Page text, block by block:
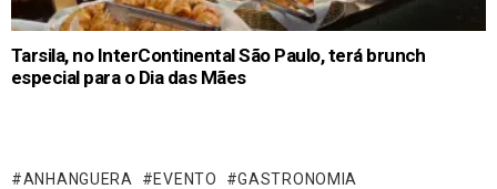
Tarsila, no InterContinental São Paulo, terá brunch
especial para o Dia das Mães
ANHANGUERA EVENTO
GASTRONOMIA